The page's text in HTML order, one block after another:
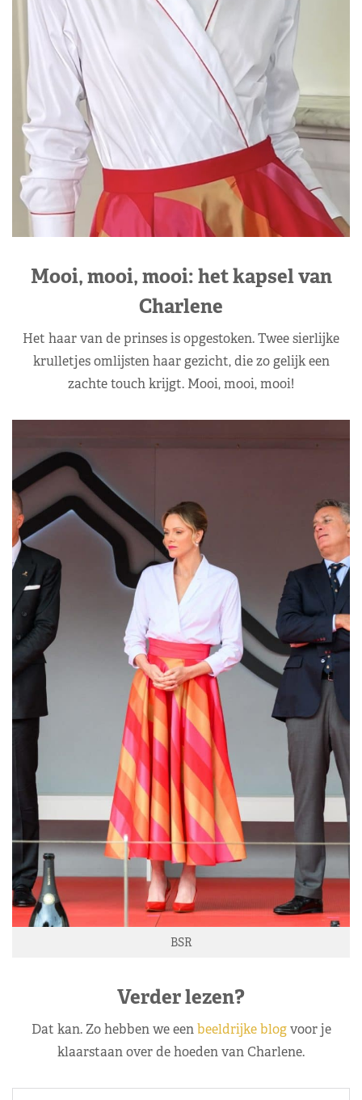
Mooi, mooi, mooi: het kapsel van
Charlene
Het haar van de prinses is opgestoken. Twee sierlijke
krulletjes omlijsten haar gezicht, die zo gelijk een
zachte touch krijgt. Mooi, mooi, mooi!
BSR
Verder lezen?
Dat kan. Zo hebben we eenbeeldrijke blogvoor je
klaarstaan over de hoeden van Charlene.